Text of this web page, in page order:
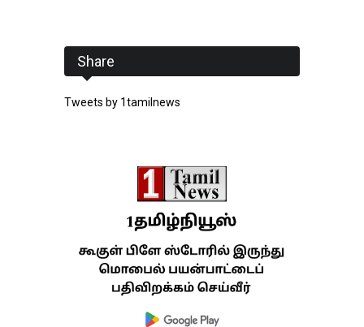
Share
Tweets by 1tamilnews